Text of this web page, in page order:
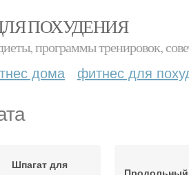
ПОХУДЕНИЯ
программы тренировок,
дома фитнес для
Шпагат для
Продольный